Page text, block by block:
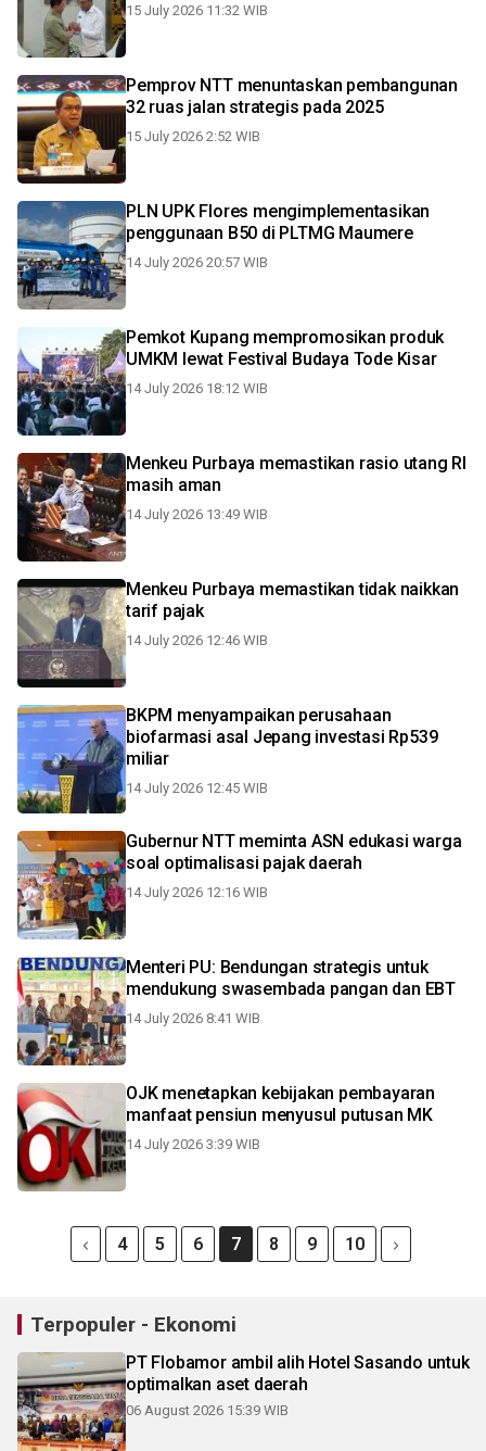
15 July 2026 11:32 WIB
Pemprov NTT menuntaskan pembangunan
32 ruas jalan strategis pada 2025
15 July 2026 2:52 WIB
PLN UPK Flores mengimplementasikan
penggunaan B50 di PLTMG Maumere
14 July 2026 20:57 WIB
Pemkot Kupang mempromosikan produk
UMKM lewat Festival Budaya Tode Kisar
14 July 2026 18:12 WIB
Menkeu Purbaya memastikan rasio utang RI
masih aman
14 July 2026 13:49 WIB
Menkeu Purbaya memastikan tidak naikkan
tarif pajak
14 July 2026 12:46 WIB
BKPM menyampaikan perusahaan
biofarmasi asal Jepang investasi Rp539
miliar
14 July 2026 12:45 WIB
Gubernur NTT meminta ASN edukasi warga
soal optimalisasi pajak daerah
14 July 2026 12:16 WIB
Menteri PU: Bendungan strategis untuk
mendukung swasembada pangan dan EBT
14 July 2026 8:41 WIB
OJK menetapkan kebijakan pembayaran
manfaat pensiun menyusul putusan MK
14 July 2026 3:39 WIB
4 5 6 7 8 9 10
Terpopuler - Ekonomi
PT Flobamor ambil alih Hotel Sasando untuk
optimalkan aset daerah
06 August 2026 15:39 WIB